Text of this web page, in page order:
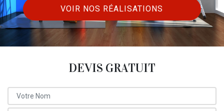
VOIR NOS RÉALISATIONS
DEVIS GRATUIT